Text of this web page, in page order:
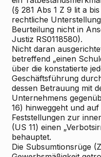
(§ 281 Abs 1 Z 9 lit a
rechtliche
Beurteilung nicht in
Justiz RS0118580).
Nicht daran
betreffend „einen
über die konstatierte
Geschäftsführung
dessen Betrauung mit
Unternehmens
16) hinweggeht und
Feststellungen zur
(US 11) einen
behauptet.
Die Subsumtionsrüge